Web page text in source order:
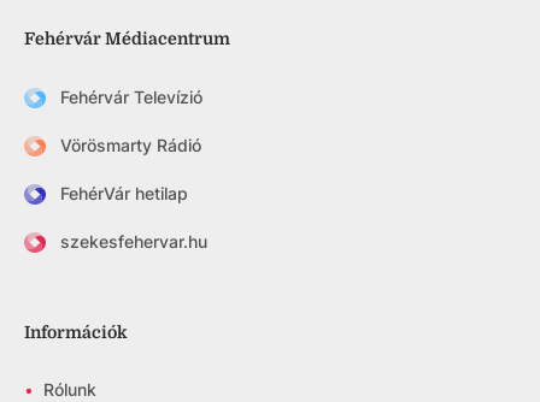
Fehérvár Médiacentrum
Fehérvár Televízió
Vörösmarty Rádió
FehérVár hetilap
szekesfehervar.hu
Információk
• Rólunk